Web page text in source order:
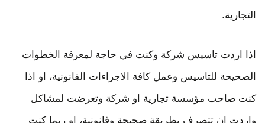
التجارية.
اذا اردت تاسيس شركة وكنت في حاجة لمعرفة الخطوات
الصحيحة للتاسيس وعمل كافة الاجراءات القانونية، او اذا
كنت صاحب مؤسسة تجارية او شركة وتعرضت لمشاكل
واردت ان تتصرف بطريقة صحيحة وقانونية، او ربما كنت